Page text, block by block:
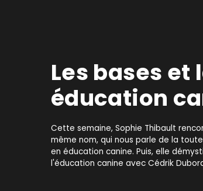
Les bases et
éducation
Cette semaine, Sophie Thibault
même nom, qui nous parle de la
en éducation canine. Puis, elle
l'éducation canine avec Cédrik